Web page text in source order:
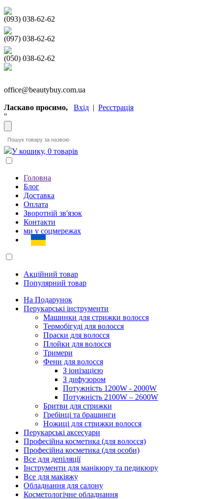
(093) 038-62-62
(097) 038-62-62
(050) 038-62-62
office@beautybuy.com.ua
Ласкаво просимо, Вхід | Реєстрація
"
У кошику, 0 товарів
Головна
Блог
Доставка
Оплата
Зворотній зв'язок
Контакти
ми у соцмережах
Акційний товар
Популярний товар
На Подарунок
Перукарські інструменти
Машинки для стрижки волосся
Термобігуді для волосся
Праски для волосся
Плойки для волосся
Тримери
Фени для волосся
З іонізацією
З дифузором
Потужність 1200W - 2000W
Потужність 2100W – 2600W
Бритви для стрижки
Гребінці та брашинги
Ножиці для стрижки волосся
Перукарські аксесуари
Професійна косметика (для волосся)
Професійна косметика (для особи)
Все для депіляції
Інструменти для манікюру та педикюру
Все для макіяжу
Обладнання для салону
Косметологічне обладнання